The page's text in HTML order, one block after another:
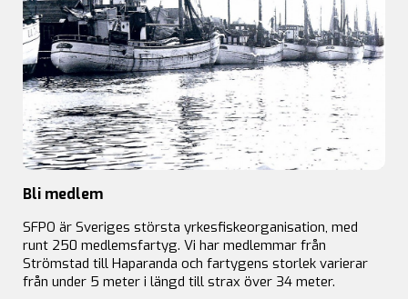
Bli medlem
SFPO är Sveriges största yrkesfiskeorganisation, med
runt 250 medlemsfartyg. Vi har medlemmar från
Strömstad till Haparanda och fartygens storlek varierar
från under 5 meter i längd till strax över 34 meter.